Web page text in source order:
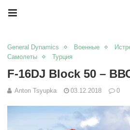
General Dynamics Военные
Самолеты
Турция
F-16DJ Block 50 –
Anton Tsyupka 03.12.2018 0